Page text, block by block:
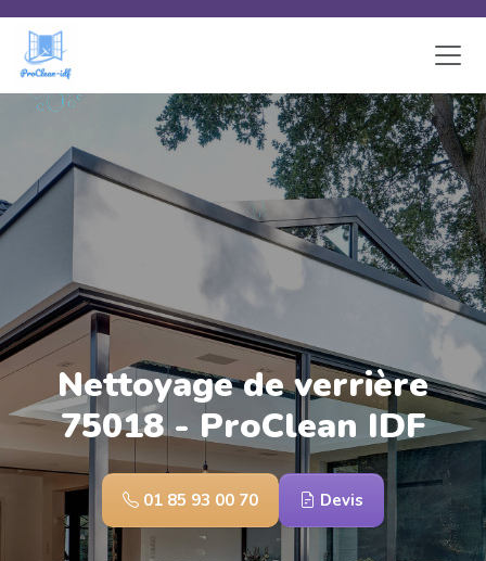
Skip to main content
Nettoyage de verrière
75018 - ProClean IDF
01 85 93 00 70 Devis